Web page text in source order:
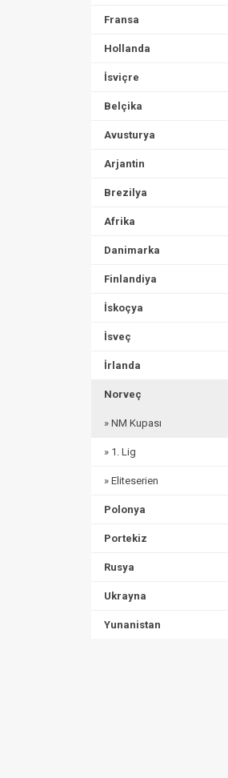
Fransa
Hollanda
İsviçre
Belçika
Avusturya
Arjantin
Brezilya
Afrika
Danimarka
Finlandiya
İskoçya
İsveç
İrlanda
Norveç
» NM Kupası
» 1. Lig
» Eliteserien
Polonya
Portekiz
Rusya
Ukrayna
Yunanistan